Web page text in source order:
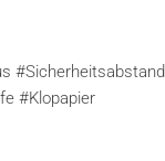
#Sicherheitsabstand
#Klopapier